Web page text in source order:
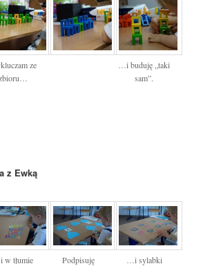
ze
…i buduję „taki
sam”.
z Ewką
w tłumie
Podpisuję
…i sylabki